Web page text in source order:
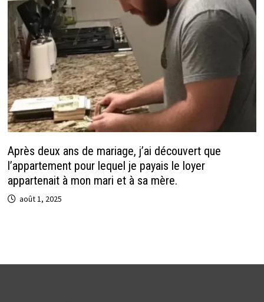
Après deux ans de mariage, j’ai découvert que
l’appartement pour lequel je payais le loyer
appartenait à mon mari et à sa mère.
août 1, 2025